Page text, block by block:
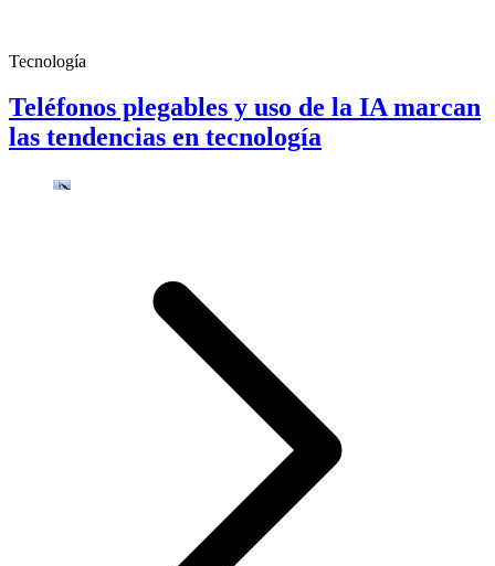
Tecnología
Teléfonos plegables y uso de la IA marcan
las tendencias en tecnología